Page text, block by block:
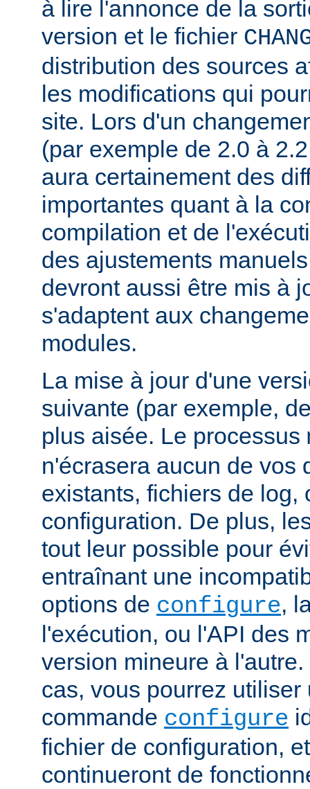
à lire l'annonce de la
version et le fichier
distribution des sources
les modifications qui
site. Lors d'un
(par exemple de 2.0 à
aura certainement des
importantes quant à la
compilation et de
des ajustements
devront aussi être mis à
s'adaptent aux
modules.
La mise à jour d'une
suivante (par exemple,
plus aisée. Le processus
n'écrasera aucun de vos
existants, fichiers de log,
configuration. De plus,
tout leur possible pour
entraînant une
options de configure,
l'exécution, ou l'API des
version mineure à
cas, vous pourrez utiliser
commande configure
fichier de configuration,
continueront de